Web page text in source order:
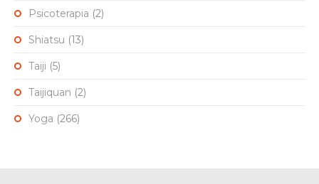
Psicoterapia (2)
Shiatsu (13)
Taiji (5)
Taijiquan (2)
Yoga (266)